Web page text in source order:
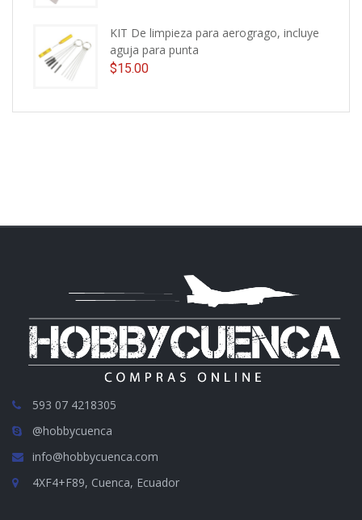
KIT De limpieza para aerogrago, incluye
aguja para punta
$15.00
593 07 4218305
@hobbycuenca
info@hobbycuenca.com
4XF4+F89, Cuenca, Ecuador